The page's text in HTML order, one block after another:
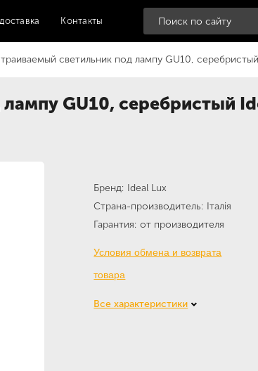
Контакты
светильник под лампу GU10, серебристый
GU10, серебристый
Бренд Ideal Lux
Страна-производитель Італія
Гарантия от производителя
Условия обмена и возврата
товара
Все характеристики